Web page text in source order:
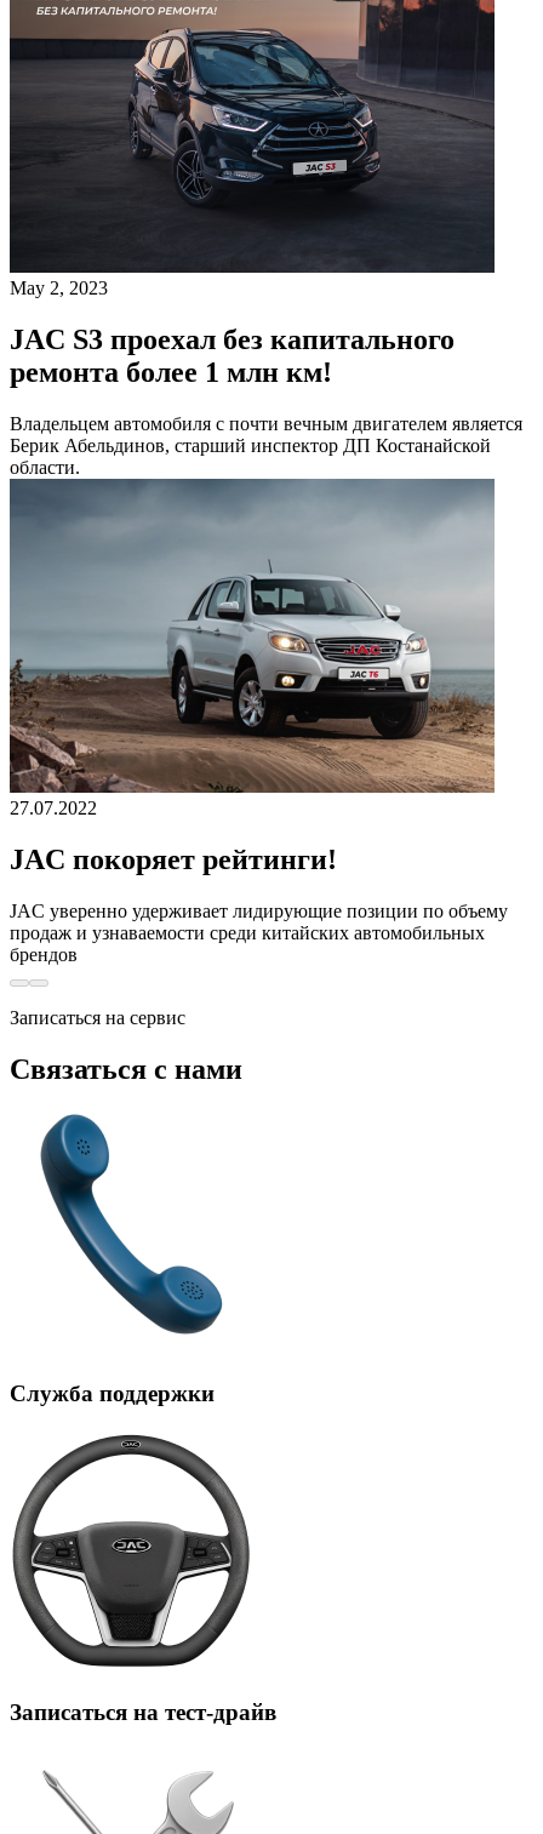
May 2, 2023
JAC S3 проехал без капитального
ремонта более 1 млн км!
Владельцем автомобиля с почти вечным двигателем является
Берик Абельдинов, старший инспектор ДП Костанайской
области.
27.07.2022
JAC покоряет рейтинги!
JAС уверенно удерживает лидирующие позиции по объему
продаж и узнаваемости среди китайских автомобильных
брендов
Записаться на сервис
Связаться с нами
Служба поддержки
Записаться на тест-драйв